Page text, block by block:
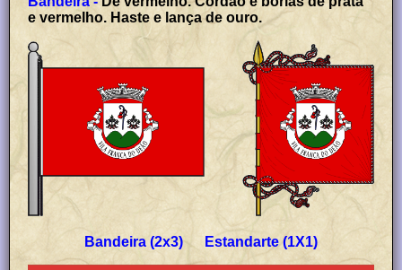
e vermelho. Haste e lança de ouro.
Bandeira (2x3) Estandarte (1X1)